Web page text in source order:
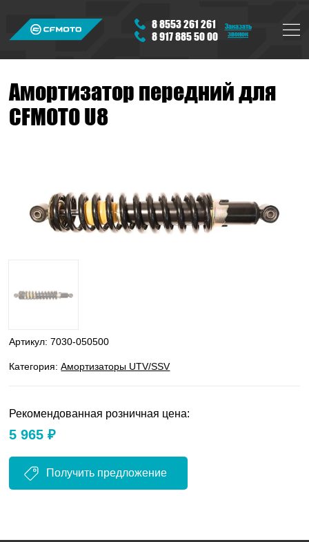
8 8553 261 261
8 917 885 50 00
Заказать
звонок
Амортизатор передний для
CFMOTO U8
Артикул:7030-050500
Категория:Амортизаторы UTV/SSV
Рекомендованная розничная цена:
5 965 ₽
Получить предложение